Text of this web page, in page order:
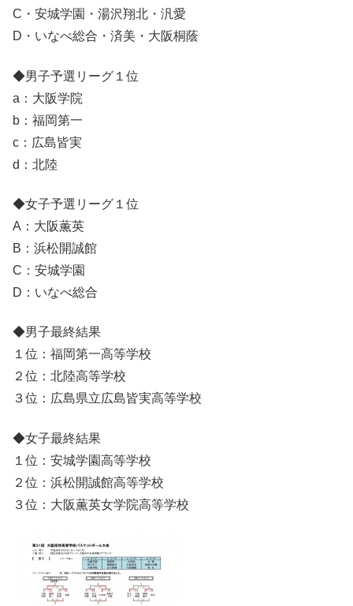
C・安城学園・湯沢翔北・汎愛
D・いなべ総合・済美・大阪桐蔭
◆男子予選リーグ１位
a：大阪学院
b：福岡第一
c：広島皆実
d：北陸
◆女子予選リーグ１位
A：大阪薫英
B：浜松開誠館
C：安城学園
D：いなべ総合
◆男子最終結果
１位：福岡第一高等学校
２位：北陸高等学校
３位：広島県立広島皆実高等学校
◆女子最終結果
１位：安城学園高等学校
２位：浜松開誠館高等学校
３位：大阪薫英女学院高等学校